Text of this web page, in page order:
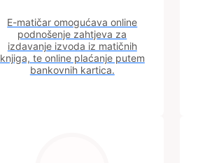
E-matičar omogućava online
podnošenje zahtjeva za
izdavanje izvoda iz matičnih
knjiga, te online plaćanje putem
bankovnih kartica.